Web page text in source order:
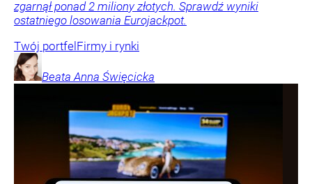
zgarnął ponad 2 miliony złotych. Sprawdź wyniki
ostatniego losowania Eurojackpot.
Twój portfel Firmy i rynki
Beata Anna Święcicka